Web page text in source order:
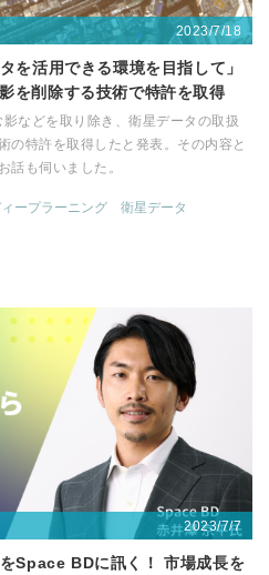
2023/7/18
を活用できる環境を目指して」
を削除する技術で特許を取得
などを取り除き、衛星データの取扱
の特許を取得したと発表。その内容と
話も伺いました。
ープラーニング
衛星データ
2023/7/7
Space BDに訊く！ 市場成長を